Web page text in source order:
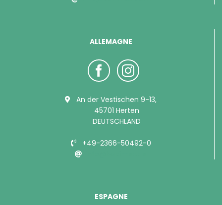
ALLEMAGNE
An der Vestischen 9-13,
45701 Herten
DEUTSCHLAND
+49-2366-50492-0
ESPAGNE